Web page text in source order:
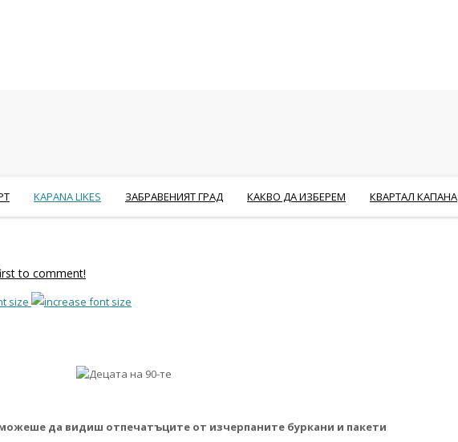
KAPANA LIKES ЗАБРАВЕНИЯТ ГРАД КАКВО ДА ИЗБЕРЕМ КВАРТАЛ КАПАНА
to comment!
size
да видиш отпечатъците от изчерпаните буркани и пакети